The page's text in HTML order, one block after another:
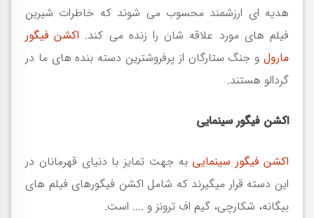
هدیه ای ارزشمند محسوب می شوند که خاطرات شیرین
فیلم های مورد علاقه شان را زنده می کند. اکشن فیگور
مارول و جنگ ستارگان از پرفروشترین دسته بنده های ما در
گردالو هستند.
اکشن فیگور سینمایی
اکشن فیگور سینماییبه جهت تمایز با دنیای قهرمانان در
این دسته قرار میگیرند که شامل اکشن فیگورهای فیلم های
بیگانه، شکارچی، گیم اف ترونز و .... است.